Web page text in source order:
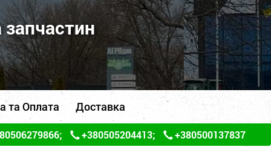
запчастин
та Оплата Доставка
; +380505204413; +380500137837